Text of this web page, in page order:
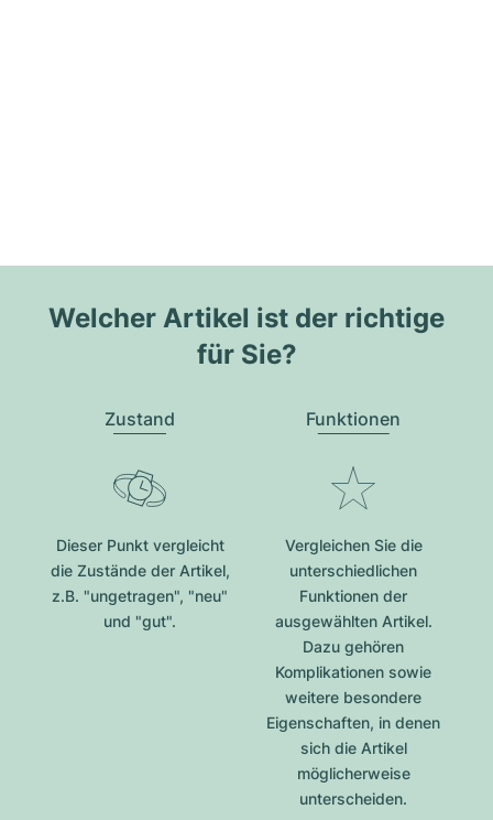
Welcher Artikel ist der richtige
für Sie?
Zustand
Dieser Punkt vergleicht
die Zustände der Artikel,
z.B. "ungetragen", "neu"
und "gut".
Funktionen
Vergleichen Sie die
unterschiedlichen
Funktionen der
ausgewählten Artikel.
Dazu gehören
Komplikationen sowie
weitere besondere
Eigenschaften, in denen
sich die Artikel
möglicherweise
unterscheiden.